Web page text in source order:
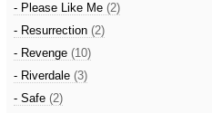
- Please Like Me (2)
- Resurrection (2)
- Revenge (10)
- Riverdale (3)
- Safe (2)